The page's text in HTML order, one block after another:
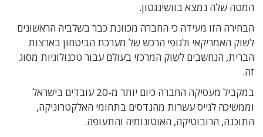
המטה שלה נמצא בוושינגטון.
הבחירה הזו מעידה כי החברה מכוונת כבר בשלביה הראשונים
לשוק האמריקאי ולגופי הרכש של מערכת הביטחון בארצות
הברית, הנחשבים לשוק המרכזי בעולם עבור טכנולוגיות מסוג
זה.
במקביל מעסיקה החברה כיום יותר מ-20 עובדים בישראל
וממשיכה לגייס עשרות מהנדסים בתחומי האלקטרוניקה,
התוכנה, הרובוטיקה, האוטונומיה והתעופה.